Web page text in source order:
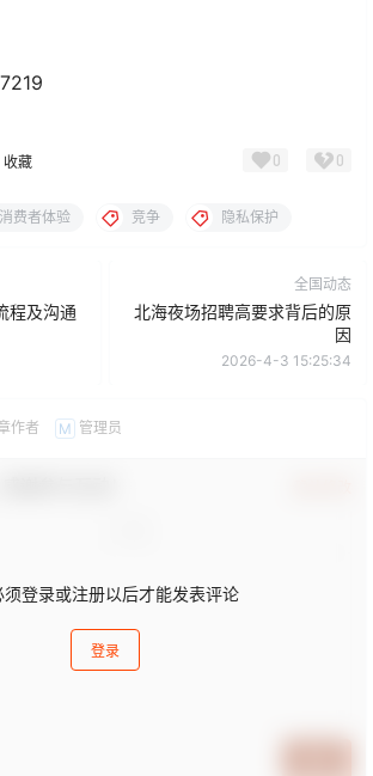
收藏 0 0
消费者体验 竞争 隐私保护
程及沟通
全国动态
北海夜场招聘高要求背后的原
因
2026-4-3 15:25:34
作者 M 管理员
须登录或注册以后才能发表评论
登录